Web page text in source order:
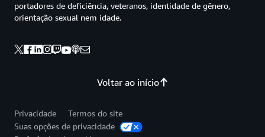
Voltar ao início
portadores de deficiência, veteranos, identidade de gênero,
orientação sexual nem idade.
Privacidade
Termos do site
Suas opções de privacidade